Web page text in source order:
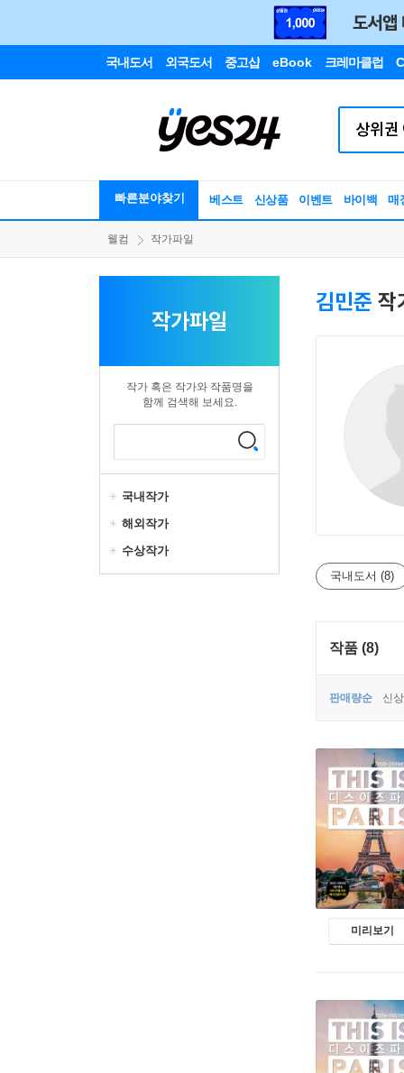
국내도서 외국도서 중고샵 eBook 크레마클럽
빠른분야찾기 베스트 신상품 이벤트 바이백 매
웰컴 작가파일
작가파일
작가 혹은 작가와 작품명을
함께 검색해 보세요.
국내작가
해외작가
수상작가
김민준 작
국내도서 (8)
작품 (8)
판매량순 신
미리보기